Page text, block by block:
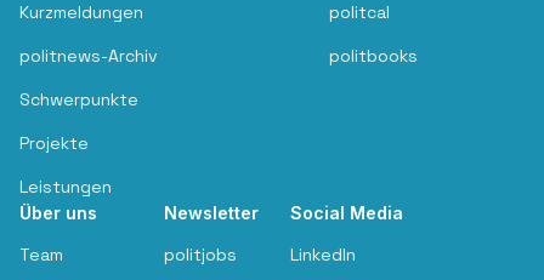
Kurzmeldungen
politnews-Archiv
Schwerpunkte
Projekte
Leistungen
politcal
politbooks
Über uns
Team
Newsletter
politjobs
Social Media
LinkedIn